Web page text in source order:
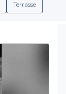
Terrasse